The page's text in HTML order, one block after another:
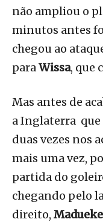
não ampliou o
minutos antes
chegou ao
paraWissa, que
Mas antes de
a Inglaterra que
duas vezes nos
mais uma vez,
partida do
chegando pelo
direito, Madueke